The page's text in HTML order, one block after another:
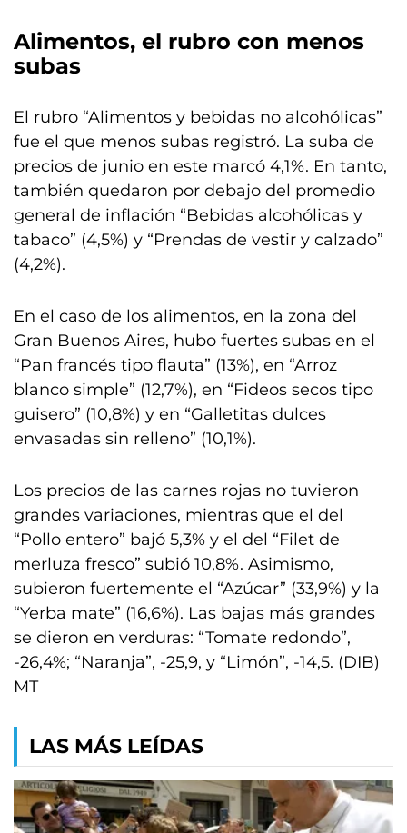
Alimentos, el rubro con menos
subas
El rubro “Alimentos y bebidas no alcohólicas”
fue el que menos subas registró. La suba de
precios de junio en este marcó 4,1%. En tanto,
también quedaron por debajo del promedio
general de inflación “Bebidas alcohólicas y
tabaco” (4,5%) y “Prendas de vestir y calzado”
(4,2%).
En el caso de los alimentos, en la zona del
Gran Buenos Aires, hubo fuertes subas en el
“Pan francés tipo flauta” (13%), en “Arroz
blanco simple” (12,7%), en “Fideos secos tipo
guisero” (10,8%) y en “Galletitas dulces
envasadas sin relleno” (10,1%).
Los precios de las carnes rojas no tuvieron
grandes variaciones, mientras que el del
“Pollo entero” bajó 5,3% y el del “Filet de
merluza fresco” subió 10,8%. Asimismo,
subieron fuertemente el “Azúcar” (33,9%) y la
“Yerba mate” (16,6%). Las bajas más grandes
se dieron en verduras: “Tomate redondo”,
-26,4%; “Naranja”, -25,9, y “Limón”, -14,5. (DIB)
MT
LAS MÁS LEÍDAS